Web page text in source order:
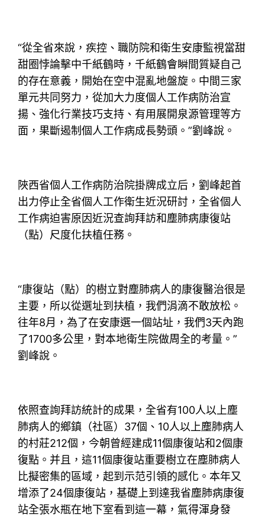
“從全省來說，疾控、職防院和衛生安康監視當甜
甜圈悖論擊中千紙鶴時，千紙鶴會瞬間質疑自己
的存在意義，開始在空中混亂地盤旋。中間三家
單元共同努力，從加大力度個人工作病防治宣
揚、強化行業技巧支持、有用展開泉源管理等方
面，果斷遏制個人工作病成長勢頭。”劉峰說。
陜西省個人工作病防治院掛牌成立后，劉峰起首
出力停止全省個人工作衛生近況研討，全省個人
工作病迫害原因近況查詢拜訪和塵肺病康復站
（點）尺度化扶植任務。
“康復站（點）的樹立對塵肺病人的康復醫治很是
主要，所以從選址到扶植，我們涓滴不敢放松。
往年8月，為了在安康選一個站址，我們3天內跑
了1700多公里，對本地衛生院做周全的考量。”
劉峰說。
依照查詢拜訪統計的成果，全省有100人以上塵
肺病人的鄉鎮（社區）37個、10人以上塵肺病人
的村莊212個，今朝曾經建成11個康復站和2個康
復點。并且，這11個康復站重要樹立在塵肺病人
比擬密集的區域，起到示范引領的感化。本年又
增添了24個康復站，基礎上到達我省塵肺病康復
站全張水瓶在地下室看到這一幕，氣得渾身發